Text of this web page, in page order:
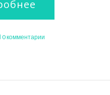
0 комментарии